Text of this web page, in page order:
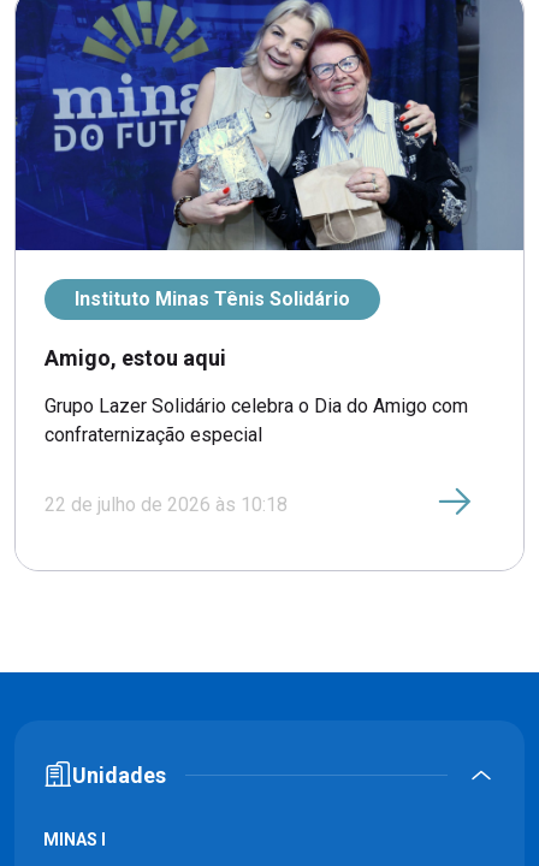
Instituto Minas Tênis Solidário
Amigo, estou aqui
Grupo Lazer Solidário celebra o Dia do Amigo com
confraternização especial
22 de julho de 2026 às 10:18
Unidades
MINAS I